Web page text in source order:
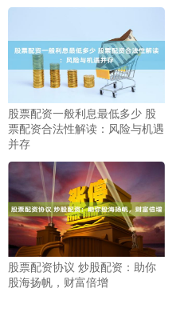
股票配资一般利息最低多少 股
票配资合法性解读：风险与机遇
并存
股票配资协议 炒股配资：助你
股海扬帆，财富倍增